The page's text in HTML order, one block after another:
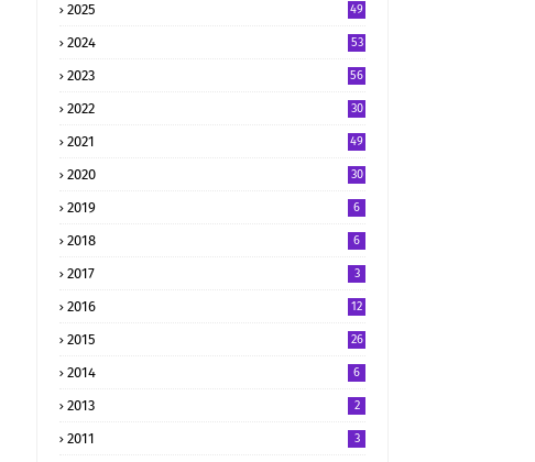
2025 49
2024 53
2023 56
2022 30
2021 49
2020 30
2019 6
2018 6
2017 3
2016 12
2015 26
2014 6
2013 2
2011 3